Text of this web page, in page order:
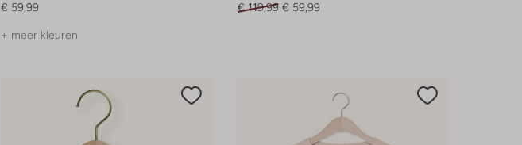
€ 59,99
+ meer kleuren
€ 119,99 € 59,99